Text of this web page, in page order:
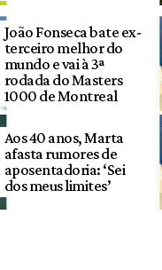
João Fonseca bate ex-
terceiro melhor do
mundo e vai à 3ª
rodada do Masters
1000 de Montreal
Aos 40 anos, Marta
afasta rumores de
aposentadoria: ‘Sei
dos meus limites’